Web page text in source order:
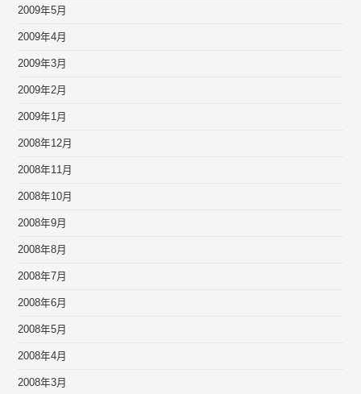
2009年5月
2009年4月
2009年3月
2009年2月
2009年1月
2008年12月
2008年11月
2008年10月
2008年9月
2008年8月
2008年7月
2008年6月
2008年5月
2008年4月
2008年3月